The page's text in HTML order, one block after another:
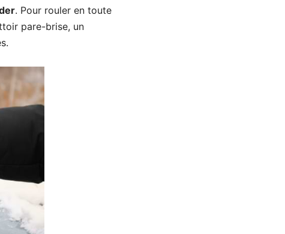
. Pour rouler en toute
pare-brise, un